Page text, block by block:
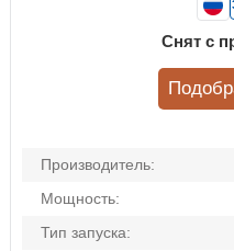
Производитель:
Мощность:
Тип запуска:
Снят с